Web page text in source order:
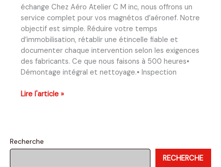
échange Chez Aéro Atelier C M inc, nous offrons un
service complet pour vos magnétos d’aéronef. Notre
objectif est simple. Réduire votre temps
d’immobilisation, rétablir une étincelle fiable et
documenter chaque intervention selon les exigences
des fabricants. Ce que nous faisons à 500 heures•
Démontage intégral et nettoyage.• Inspection
Inspection,
de
magnétos
Lire l'article »
Recherche
RECHERCHE